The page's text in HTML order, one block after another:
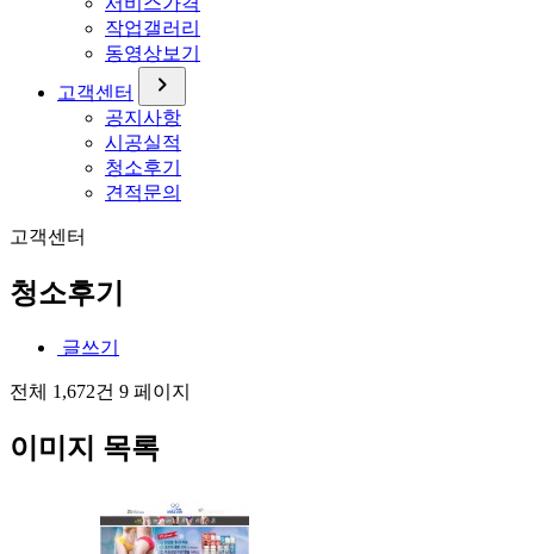
작업갤러리
동영상보기
고객센터
chevron_right
공지사항
시공실적
청소후기
견적문의
고객센터
청소후기
글쓰기
전체 1,672건 9 페이지
이미지 목록